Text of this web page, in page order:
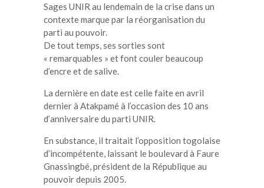
Sages UNIR au lendemain de la crise dans un
contexte marque par la réorganisation du
parti au pouvoir.
De tout temps, ses sorties sont
« remarquables » et font couler beaucoup
d’encre et de salive.
La dernière en date est celle faite en avril
dernier à Atakpamé à l’occasion des 10 ans
d’anniversaire du parti UNIR.
En substance, il traitait l’opposition togolaise
d’incompétente, laissant le boulevard à Faure
Gnassingbé, président de la République au
pouvoir depuis 2005.